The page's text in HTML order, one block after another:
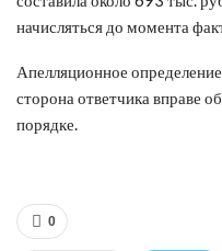
начисляться до момента
Апелляционное
сторона ответчика вправе
порядке.
0